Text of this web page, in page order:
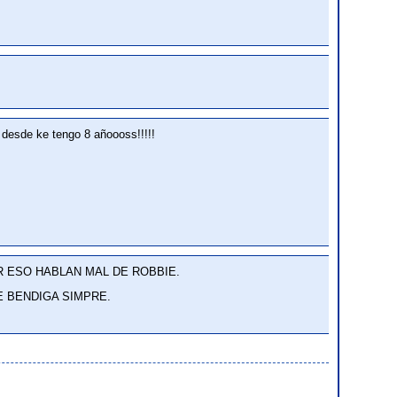
ke tengo 8 añoooss!!!!!
ESO HABLAN MAL DE ROBBIE.
BENDIGA SIMPRE.